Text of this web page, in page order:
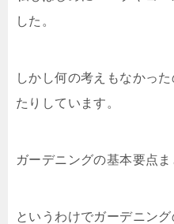
した。
しかし何の考えもなかっ
たりしています。
ガーデニングの基本要点ま
というわけでガーデニン